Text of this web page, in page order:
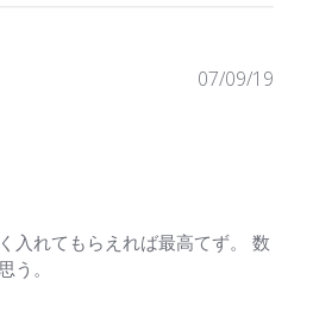
入れてもらえれば最高てず。 数
う。
公
07/09/19